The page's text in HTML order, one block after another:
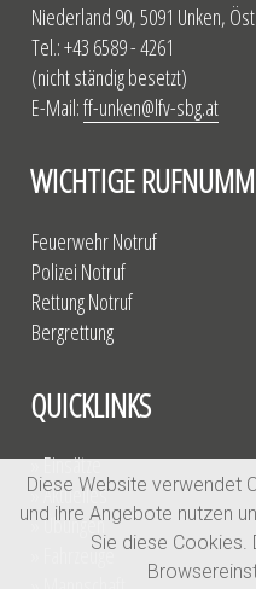
Niederland 90, 5091 Unken,
Tel.: +43 6589 - 4261
(nicht ständig besetzt)
E-Mail:ff-unken@lfv-sbg.at
WICHTIGE
Feuerwehr Notruf
Polizei Notruf
Rettung Notruf
Bergrettung
QUICKLINKS
» Einsätze
» Aktuelles
» Übungen
» Fahrzeuge
Diese Website verwendet
und ihre Angebote nutzen
Sie diese Cookies.